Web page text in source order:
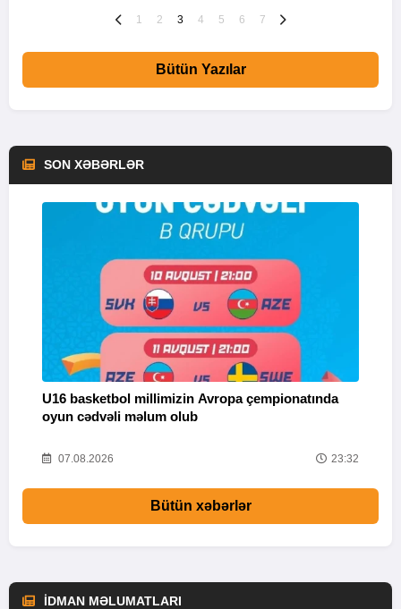
1 2 3 4 5 6 7
Bütün Yazılar
SON XƏBƏRLƏR
U16 basketbol millimizin Avropa çempionatında
oyun cədvəli məlum olub
07.08.2026 23:32
Bütün xəbərlər
İDMAN MƏLUMATLARI